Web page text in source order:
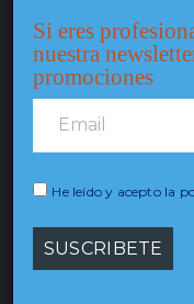
CONTACTO
Avda. García Barbón, 109 –
Si eres
nuestra
promociones
He leído y acepto la